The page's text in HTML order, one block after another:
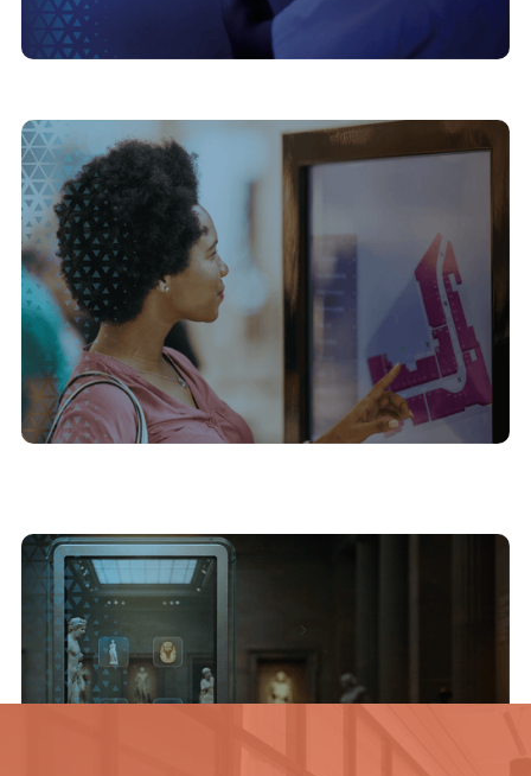
23/3/2026
Sustentabilidade e digitalização: reduzindo
custos de impressão e resíduos com catálogos
interativos
9/3/2026
Checklist: O que não pode faltar na
digitalização do seu centro de memória